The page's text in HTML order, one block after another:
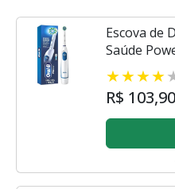
Escova de
Saúde
R$ 103,90